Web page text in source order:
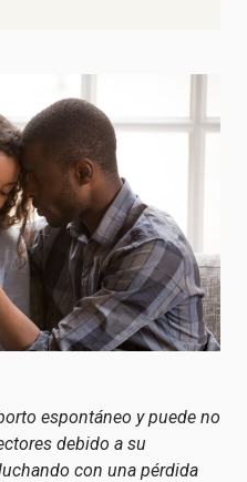
espontáneo y puede no
debido a su
con una pérdida